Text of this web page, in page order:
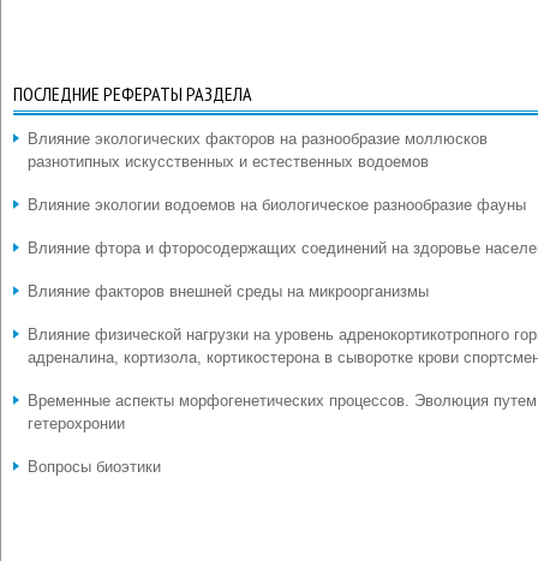
ПОСЛЕДНИЕ РЕФЕРАТЫ РАЗДЕЛА
Влияние экологических факторов на разнообразие моллюсков
разнотипных искусственных и естественных водоемов
Влияние экологии водоемов на биологическое разнообразие фауны
Влияние фтора и фторосодержащих соединений на здоровье
Влияние факторов внешней среды на микроорганизмы
Влияние физической нагрузки на уровень адренокортикотропного
адреналина, кортизола, кортикостерона в сыворотке крови
Временные аспекты морфогенетических процессов. Эволюция путем
гетерохронии
Вопросы биоэтики